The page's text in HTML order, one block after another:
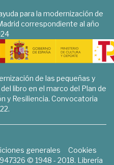
para la modernización de
correspondiente al año
de las pequeñas y
libro en el marco del Plan de
y Resiliencia. Convocatoria
generales
Cookies
© 1948 - 2018. Librería